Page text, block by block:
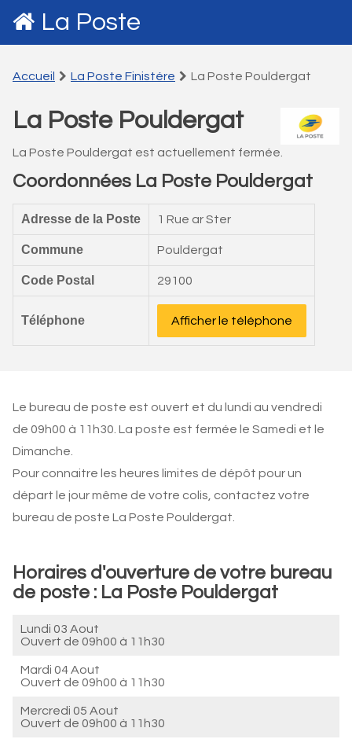
La Poste
Accueil La Poste Finistére La Poste Pouldergat
La Poste Pouldergat
La Poste Pouldergat est actuellement fermée.
Coordonnées La Poste Pouldergat
Adresse de la Poste 1 Rue ar Ster
Commune Pouldergat
Code Postal 29100
Téléphone Afficher le téléphone
Le bureau de poste est ouvert et du lundi au vendredi
de 09h00 à 11h30. La poste est fermée le Samedi et le
Dimanche.
Pour connaitre les heures limites de dépôt pour un
départ le jour même de votre colis, contactez votre
bureau de poste La Poste Pouldergat.
Horaires d'ouverture de votre bureau
de poste : La Poste Pouldergat
Lundi 03 Aout
Ouvert de 09h00 à 11h30
Mardi 04 Aout
Ouvert de 09h00 à 11h30
Mercredi 05 Aout
Ouvert de 09h00 à 11h30